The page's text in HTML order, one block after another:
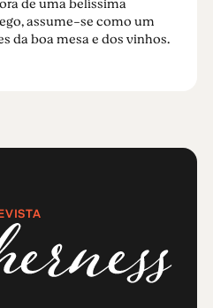
assume-se como um
da boa mesa e dos vinhos.